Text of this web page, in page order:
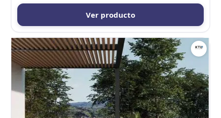
Ver producto